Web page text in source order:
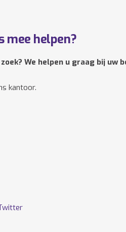
mee helpen?
We helpen u graag bij uw
kantoor.